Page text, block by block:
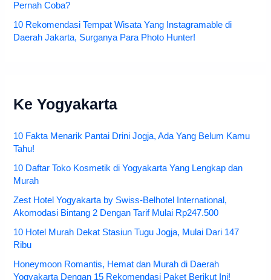
Pernah Coba?
10 Rekomendasi Tempat Wisata Yang Instagramable di
Daerah Jakarta, Surganya Para Photo Hunter!
Ke Yogyakarta
10 Fakta Menarik Pantai Drini Jogja, Ada Yang Belum Kamu
Tahu!
10 Daftar Toko Kosmetik di Yogyakarta Yang Lengkap dan
Murah
Zest Hotel Yogyakarta by Swiss-Belhotel International,
Akomodasi Bintang 2 Dengan Tarif Mulai Rp247.500
10 Hotel Murah Dekat Stasiun Tugu Jogja, Mulai Dari 147
Ribu
Honeymoon Romantis, Hemat dan Murah di Daerah
Yogyakarta Dengan 15 Rekomendasi Paket Berikut Ini!